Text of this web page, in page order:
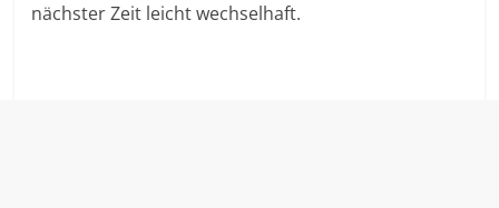
nächster Zeit leicht wechselhaft.